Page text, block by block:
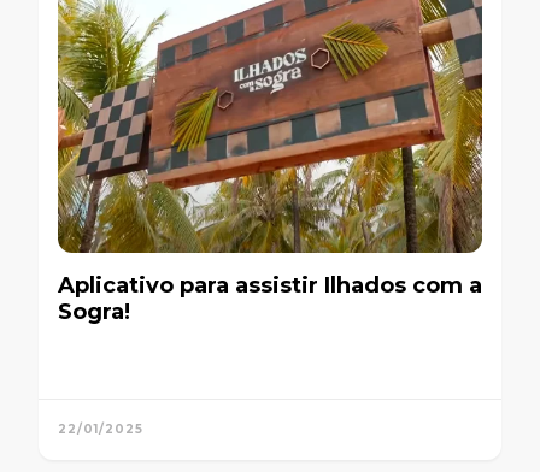
Aplicativo para assistir Ilhados com a
Sogra!
22/01/2025